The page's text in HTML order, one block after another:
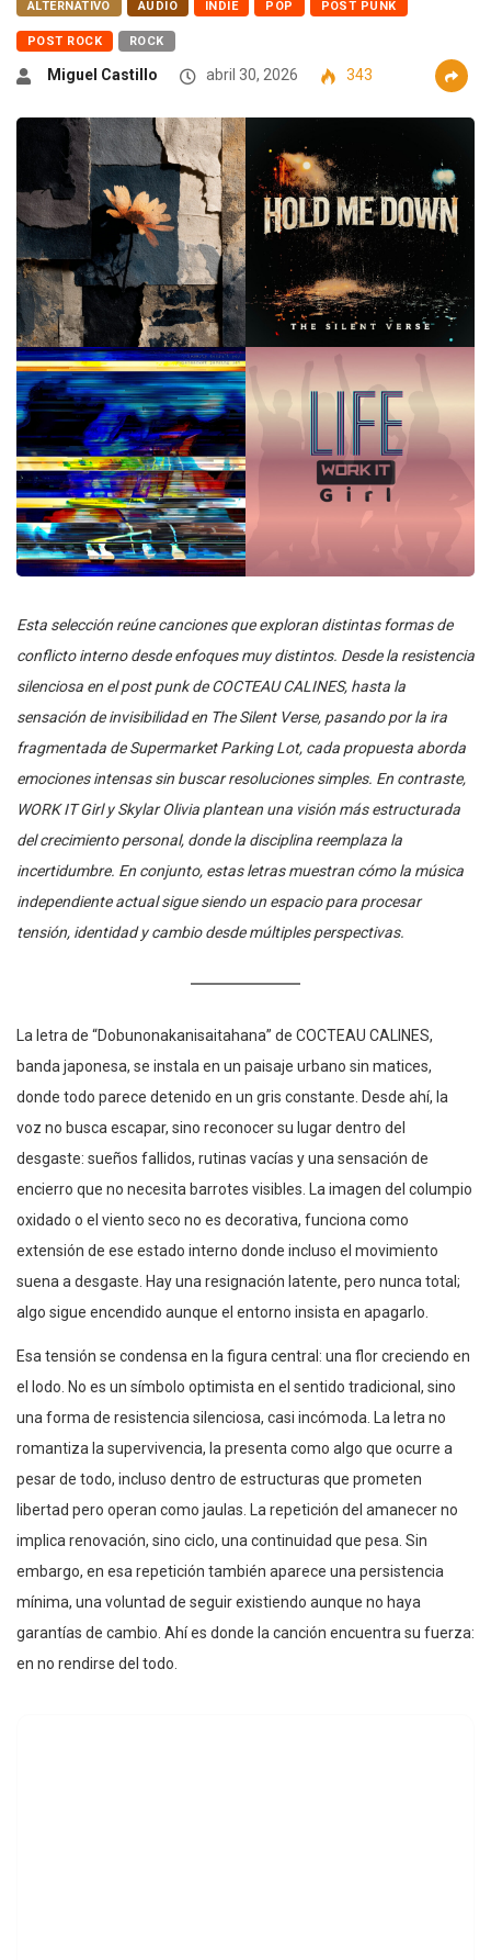
ALTERNATIVO AUDIO INDIE POP POST PUNK
POST ROCK ROCK
Miguel Castillo abril 30, 2026 343
Esta selección reúne canciones que exploran distintas formas de
conflicto interno desde enfoques muy distintos. Desde la resistencia
silenciosa en el post punk de COCTEAU CALINES, hasta la
sensación de invisibilidad en The Silent Verse, pasando por la ira
fragmentada de Supermarket Parking Lot, cada propuesta aborda
emociones intensas sin buscar resoluciones simples. En contraste,
WORK IT Girl y Skylar Olivia plantean una visión más estructurada
del crecimiento personal, donde la disciplina reemplaza la
incertidumbre. En conjunto, estas letras muestran cómo la música
independiente actual sigue siendo un espacio para procesar
tensión, identidad y cambio desde múltiples perspectivas.
La letra de “Dobunonakanisaitahana” de COCTEAU CALINES,
banda japonesa, se instala en un paisaje urbano sin matices,
donde todo parece detenido en un gris constante. Desde ahí, la
voz no busca escapar, sino reconocer su lugar dentro del
desgaste: sueños fallidos, rutinas vacías y una sensación de
encierro que no necesita barrotes visibles. La imagen del columpio
oxidado o el viento seco no es decorativa, funciona como
extensión de ese estado interno donde incluso el movimiento
suena a desgaste. Hay una resignación latente, pero nunca total;
algo sigue encendido aunque el entorno insista en apagarlo.
Esa tensión se condensa en la figura central: una flor creciendo en
el lodo. No es un símbolo optimista en el sentido tradicional, sino
una forma de resistencia silenciosa, casi incómoda. La letra no
romantiza la supervivencia, la presenta como algo que ocurre a
pesar de todo, incluso dentro de estructuras que prometen
libertad pero operan como jaulas. La repetición del amanecer no
implica renovación, sino ciclo, una continuidad que pesa. Sin
embargo, en esa repetición también aparece una persistencia
mínima, una voluntad de seguir existiendo aunque no haya
garantías de cambio. Ahí es donde la canción encuentra su fuerza:
en no rendirse del todo.